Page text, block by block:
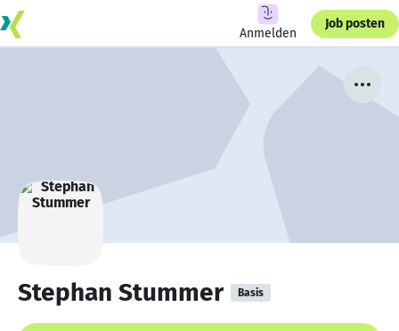
Anmelden
Job posten
Stephan Stummer Basis